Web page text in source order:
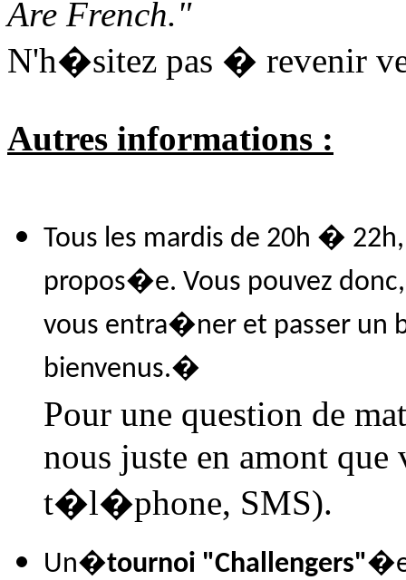
Are French."
N'h�sitez pas � revenir
Autres informations :
Tous les mardis de 20h �
propos�e. Vous pouvez
vous entra�ner et passer un
bienvenus.�
Pour une question de
nous juste en amont
t�l�phone, SMS).
Un�tournoi "Challengers"